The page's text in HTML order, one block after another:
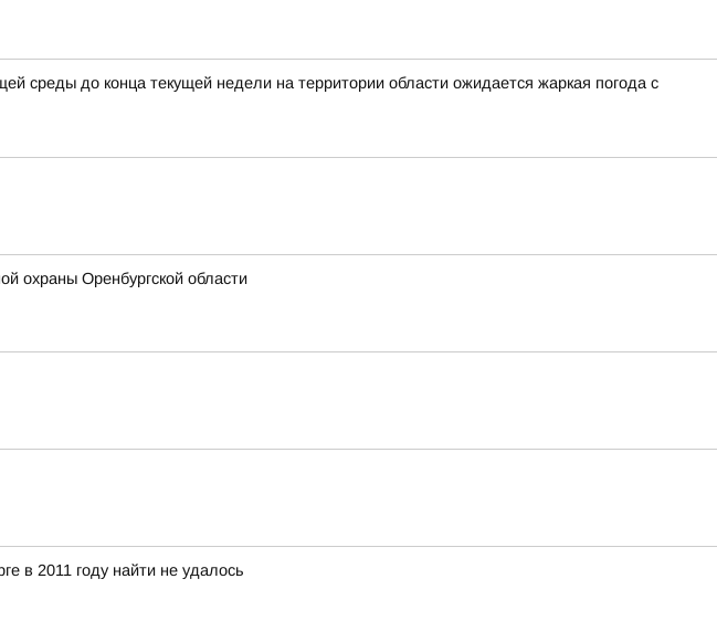
среды до конца текущей недели на территории области ожидается жаркая погода с
охраны Оренбургской области
в 2011 году найти не удалось